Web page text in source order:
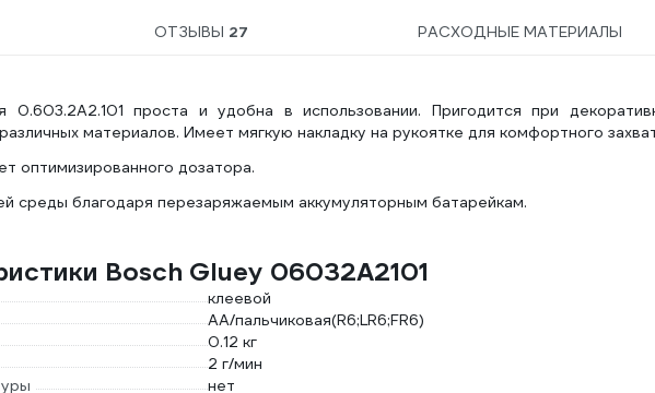
ОТЗЫВЫ 27 РАСХОДНЫЕ МАТЕРИАЛЫ
0.603.2A2.101 проста и удобна в использовании. Пригодится при
материалов. Имеет мягкую накладку на рукоятке для комфортного
оптимизированного дозатора.
среды благодаря перезаряжаемым аккумуляторным батарейкам.
Bosch Gluey 06032A2101
клеевой
AA/пальчиковая(R6;LR6;FR6)
0.12 кг
2 г/мин
нет